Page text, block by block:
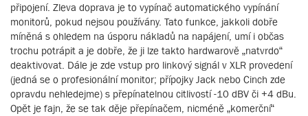
připojení. Zleva doprava je to vypínač automatického vypínání
monitorů, pokud nejsou používány. Tato funkce, jakkoli dobře
míněná s ohledem na úsporu nákladů na napájení, umí i občas
trochu potrápit a je dobře, že ji lze takto hardwarově „natvrdo“
deaktivovat. Dále je zde vstup pro linkový signál v XLR provedení
(jedná se o profesionální monitor; přípojky Jack nebo Cinch zde
opravdu nehledejme) s přepínatelnou citlivostí -10 dBV či +4 dBu.
Opět je fajn, že se tak děje přepínačem, nicméně „komerční“